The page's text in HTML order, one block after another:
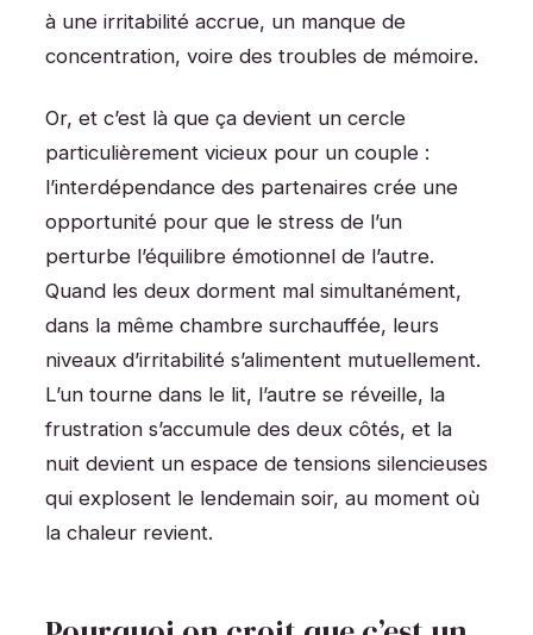
à une irritabilité accrue, un manque de
concentration, voire des troubles de mémoire.
Or, et c’est là que ça devient un cercle
particulièrement vicieux pour un couple :
l’interdépendance des partenaires crée une
opportunité pour que le stress de l’un
perturbe l’équilibre émotionnel de l’autre.
Quand les deux dorment mal simultanément,
dans la même chambre surchauffée, leurs
niveaux d’irritabilité s’alimentent mutuellement.
L’un tourne dans le lit, l’autre se réveille, la
frustration s’accumule des deux côtés, et la
nuit devient un espace de tensions silencieuses
qui explosent le lendemain soir, au moment où
la chaleur revient.